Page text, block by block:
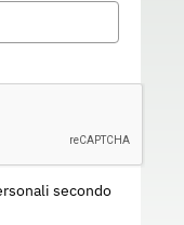
secondo